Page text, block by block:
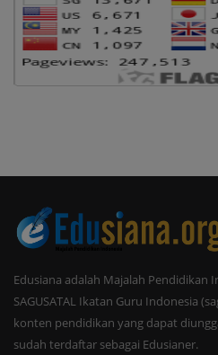
Edusiana adalah Majalah Pendidikan
SAGUSATAL Ikatan Guru Indonesia
konten pendidikan yang dapat
sudah terdaftar sebagai Edusianer.